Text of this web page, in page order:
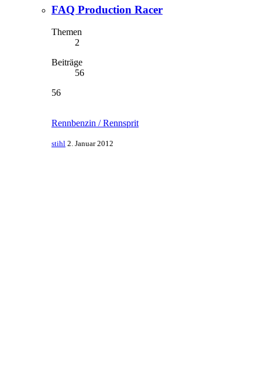
FAQ Production Racer
Themen
2
Beiträge
56
56
Rennbenzin / Rennsprit
stihl 2. Januar 2012